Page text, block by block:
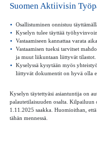
Suomen Aktiivisin
Osallistuminen onnistuu
Kyselyn tulee täyttää
Vastaamiseen kannattaa varata
Vastaamisen tueksi tarvitset
ja muut liikuntaan liittyvät tilastot.
Kyselyssä kysytään myös
liittyvät dokumentit on hyvä olla
Kyselyn täytettyäsi asiantuntija on
palautetilaisuuden osalta. Kilpailuun
1.11.2025 saakka. Huomioithan,
tähän mennessä.